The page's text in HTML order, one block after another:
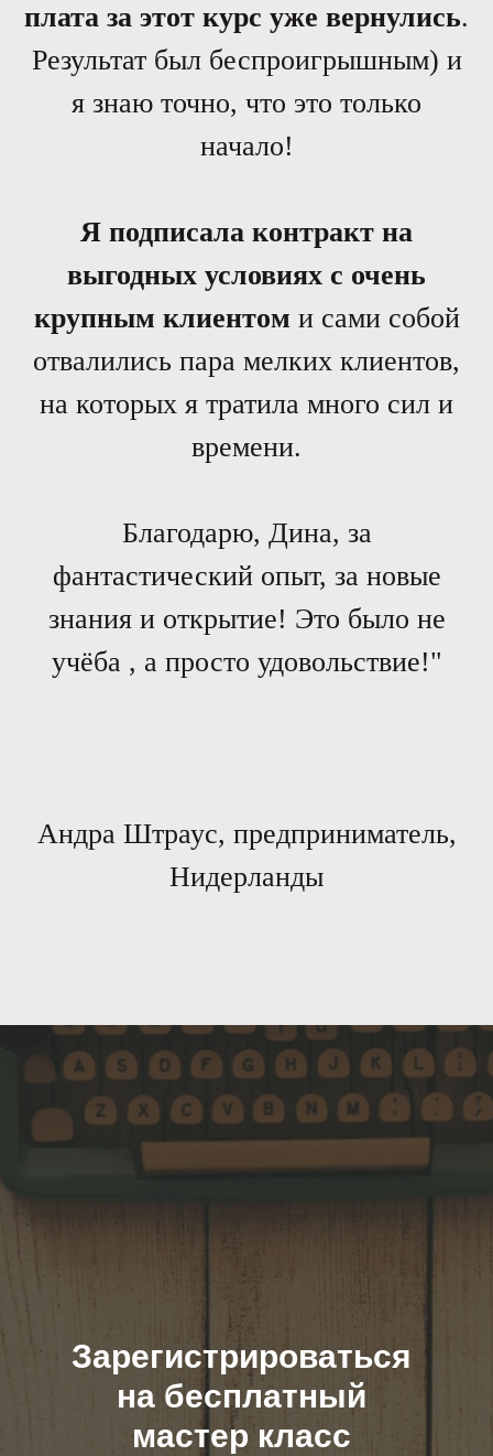
плата за этот курс уже вернулись.
Результат был беспроигрышным) и
я знаю точно, что это только
начало!
Я подписала контракт на
выгодных условиях с очень
крупным клиентом и сами собой
отвалились пара мелких клиентов,
на которых я тратила много сил и
времени.
Благодарю, Дина, за
фантастический опыт, за новые
знания и открытие! Это было не
учёба , а просто удовольствие!"
Андра Штраус, предприниматель,
Нидерланды
Зарегистрироваться
на бесплатный
мастер класс